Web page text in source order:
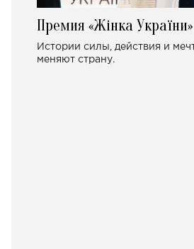
Премия «Жінка України»
Истории силы, действия и
меняют страну.